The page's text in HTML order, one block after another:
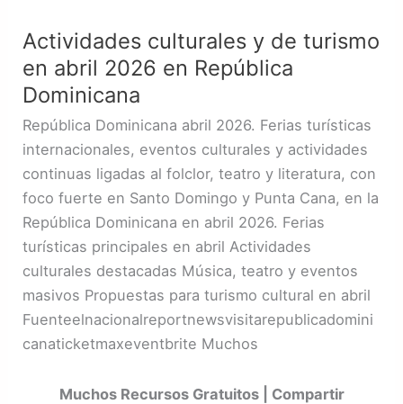
Actividades culturales y de turismo
en abril 2026 en República
Dominicana
República Dominicana abril 2026. Ferias turísticas
internacionales, eventos culturales y actividades
continuas ligadas al folclor, teatro y literatura, con
foco fuerte en Santo Domingo y Punta Cana, en la
República Dominicana en abril 2026. Ferias
turísticas principales en abril Actividades
culturales destacadas Música, teatro y eventos
masivos Propuestas para turismo cultural en abril
Fuenteelnacionalreportnewsvisitarepublicadomini
canaticketmaxeventbrite Muchos
Muchos Recursos Gratuitos | Compartir
y
de
turismo
abril
Dominicana